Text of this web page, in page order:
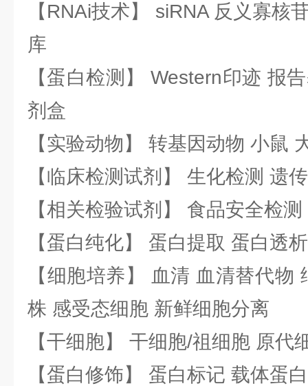
【RNAi技术】 siRNA 反义寡核
库
【蛋白检测】 Western印迹 报
剂盒
【实验动物】 转基因动物 小鼠
【临床检测试剂】 生化检测 遗
【相关检验试剂】 食品安全检
【蛋白纯化】 蛋白提取 蛋白透
【细胞培养】 血清 血清替代物
株 感受态细胞 新鲜细胞分离
【干细胞】 干细胞/祖细胞 原代
【蛋白修饰】 蛋白标记 载体蛋